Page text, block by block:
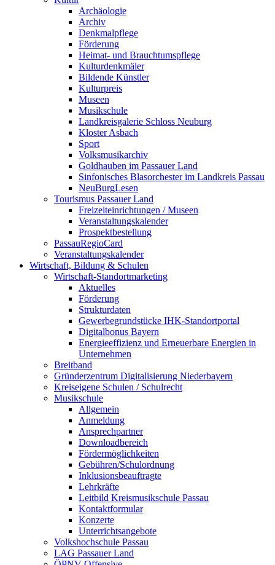
Archäologie
Archiv
Denkmalpflege
Förderung
Heimat- und Brauchtumspflege
Kulturdenkmäler
Bildende Künstler
Kulturpreis
Museen
Musikschule
Landkreisgalerie Schloss Neuburg
Kloster Asbach
Sport
Volksmusikarchiv
Goldhauben im Passauer Land
Sinfonisches Blasorchester im Landkreis Passau
NeuBurgLesen
Tourismus Passauer Land
Freizeiteinrichtungen / Museen
Veranstaltungskalender
Prospektbestellung
PassauRegioCard
Veranstaltungskalender
Wirtschaft, Bildung & Schulen
Wirtschaft-Standortmarketing
Aktuelles
Förderung
Strukturdaten
Gewerbegrundstücke IHK-Standortportal
Digitalbonus Bayern
Energieeffizienz und Erneuerbare Energien in
Unternehmen
Breitband
Gründerzentrum Digitalisierung Niederbayern
Kreiseigene Schulen / Schulrecht
Musikschule
Allgemein
Anmeldung
Ansprechpartner
Downloadbereich
Fördermöglichkeiten
Gebühren/Schulordnung
Inklusionsbeauftragte
Lehrkräfte
Leitbild Kreismusikschule Passau
Kontaktformular
Konzerte
Unterrichtsangebote
Volkshochschule Passau
LAG Passauer Land